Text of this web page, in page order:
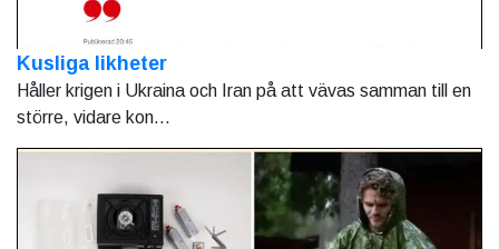
Kusliga likheter
Håller krigen i Ukraina och Iran på att vävas samman till en
större, vidare kon...